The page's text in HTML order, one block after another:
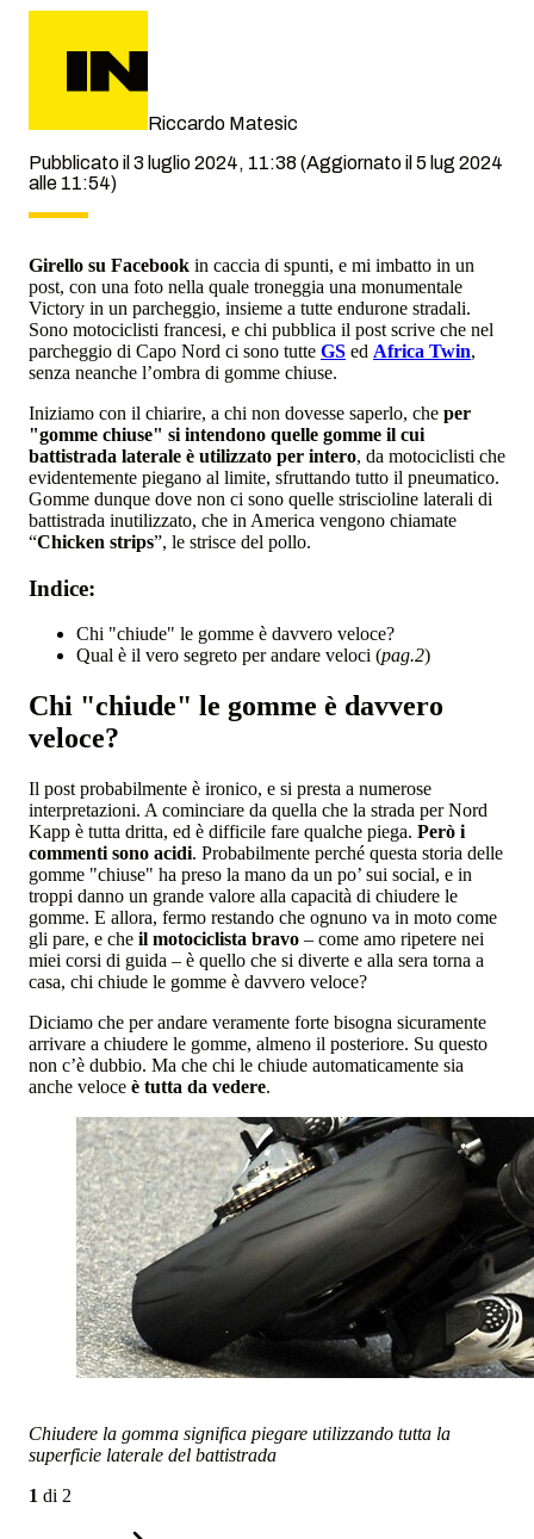
Riccardo Matesic
Pubblicato il 3 luglio 2024, 11:38(Aggiornato il 5 lug 2024
alle 11:54)
Girello su Facebook in caccia di spunti, e mi imbatto in un
post, con una foto nella quale troneggia una monumentale
Victory in un parcheggio, insieme a tutte endurone stradali.
Sono motociclisti francesi, e chi pubblica il post scrive che nel
parcheggio di Capo Nord ci sono tutte GS ed Africa Twin,
senza neanche l’ombra di gomme chiuse.
Iniziamo con il chiarire, a chi non dovesse saperlo, che per
"gomme chiuse" si intendono quelle gomme il cui
battistrada laterale è utilizzato per intero, da motociclisti che
evidentemente piegano al limite, sfruttando tutto il pneumatico.
Gomme dunque dove non ci sono quelle striscioline laterali di
battistrada inutilizzato, che in America vengono chiamate
“Chicken strips”, le strisce del pollo.
Indice:
Chi "chiude" le gomme è davvero veloce?
Qual è il vero segreto per andare veloci (pag.2)
Chi "chiude" le gomme è davvero
veloce?
Il post probabilmente è ironico, e si presta a numerose
interpretazioni. A cominciare da quella che la strada per Nord
Kapp è tutta dritta, ed è difficile fare qualche piega. Però i
commenti sono acidi. Probabilmente perché questa storia delle
gomme "chiuse" ha preso la mano da un po’ sui social, e in
troppi danno un grande valore alla capacità di chiudere le
gomme. E allora, fermo restando che ognuno va in moto come
gli pare, e che il motociclista bravo – come amo ripetere nei
miei corsi di guida – è quello che si diverte e alla sera torna a
casa, chi chiude le gomme è davvero veloce?
Diciamo che per andare veramente forte bisogna sicuramente
arrivare a chiudere le gomme, almeno il posteriore. Su questo
non c’è dubbio. Ma che chi le chiude automaticamente sia
anche veloce è tutta da vedere.
Chiudere la gomma significa piegare utilizzando tutta la
superficie laterale del battistrada
1 di 2